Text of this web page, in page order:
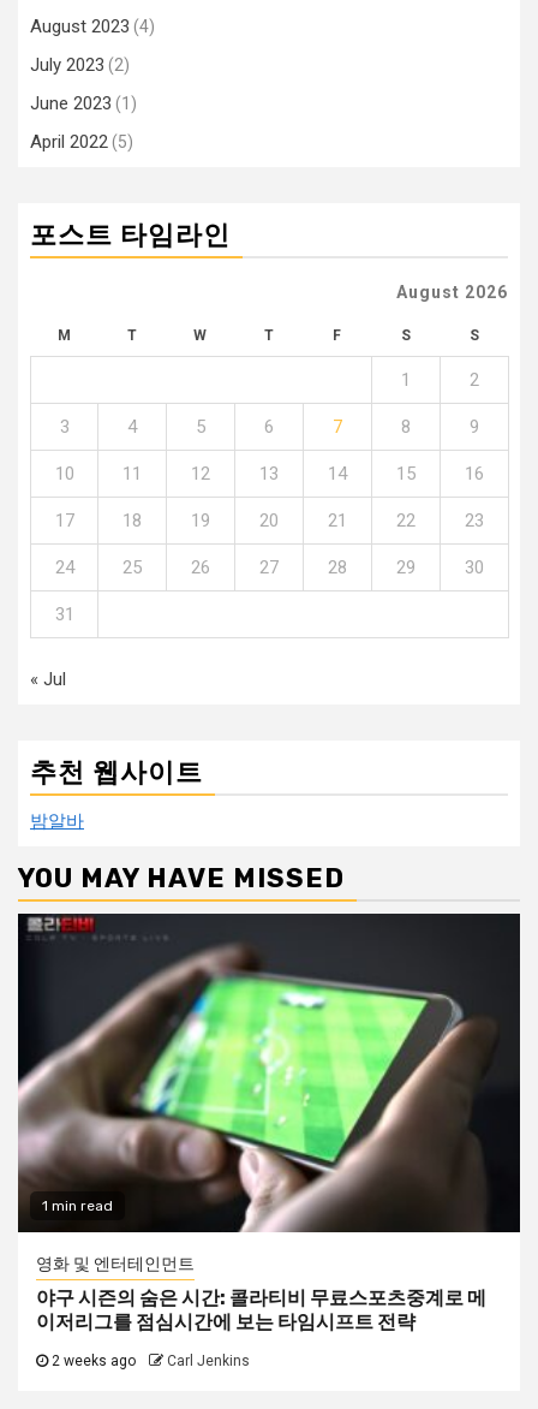
August 2023 (4)
July 2023 (2)
June 2023 (1)
April 2022(5)
포스트 타임라인
August 2026
M T W T F S S
1 2
3 4 5 6 7 8 9
10 11 12 13 14 15 16
17 18 19 20 21 22 23
24 25 26 27 28 29 30
31
« Jul
추천 웹사이트
밤알바
YOU MAY HAVE MISSED
1 min read
영화 및 엔터테인먼트
야구 시즌의 숨은 시간: 콜라티비 무료스포츠중계로 메
이저리그를 점심시간에 보는 타임시프트 전략
2 weeks ago Carl Jenkins